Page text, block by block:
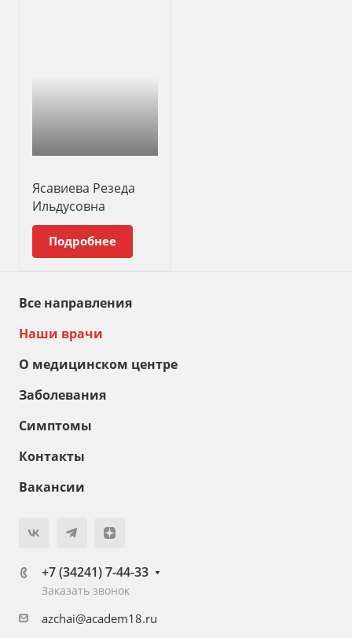
Ясавиева Резеда
Ильдусовна
Подробнее
Все направления
Наши врачи
О медицинском центре
Заболевания
Симптомы
Контакты
Вакансии
+7 (34241) 7-44-33
Заказать звонок
azchai@academ18.ru